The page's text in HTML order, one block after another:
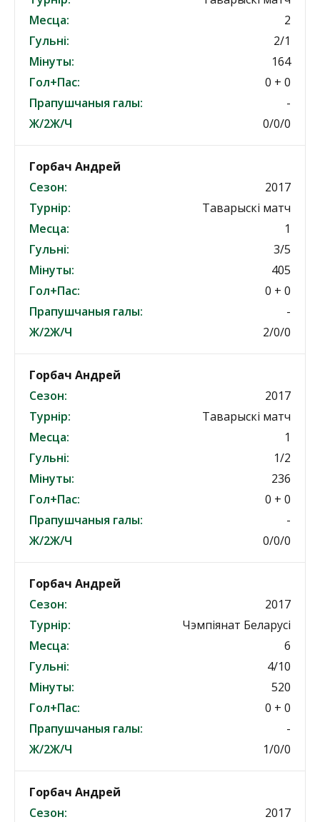
Месца:
2
Гульні:
2/1
Мінуты:
164
Гол+Пас:
0 + 0
Прапушчаныя галы:
-
Ж/2Ж/Ч
0/0/0
Горбач Андрей
Сезон:
2017
Турнір:
Таварыскі матч
Месца:
1
Гульні:
3/5
Мінуты:
405
Гол+Пас:
0 + 0
Прапушчаныя галы:
-
Ж/2Ж/Ч
2/0/0
Горбач Андрей
Сезон:
2017
Турнір:
Таварыскі матч
Месца:
1
Гульні:
1/2
Мінуты:
236
Гол+Пас:
0 + 0
Прапушчаныя галы:
-
Ж/2Ж/Ч
0/0/0
Горбач Андрей
Сезон:
2017
Турнір:
Чэмпіянат Беларусі
Месца:
6
Гульні:
4/10
Мінуты:
520
Гол+Пас:
0 + 0
Прапушчаныя галы:
-
Ж/2Ж/Ч
1/0/0
Горбач Андрей
Сезон:
2017